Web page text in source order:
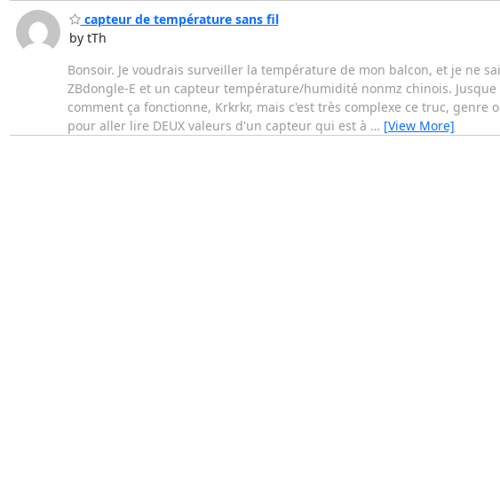
capteur de température sans fil
by tTh
Bonsoir. Je voudrais surveiller la température de mon balcon, et je ne
ZBdongle-E et un capteur température/humidité nonmz chinois.
comment ça fonctionne, Krkrkr, mais c'est très complexe ce truc,
pour aller lire DEUX valeurs d'un capteur qui est à … [View More]